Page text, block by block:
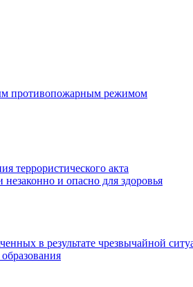
противопожарным режимом
террористического акта
и опасно для здоровья
в результате чрезвычайной